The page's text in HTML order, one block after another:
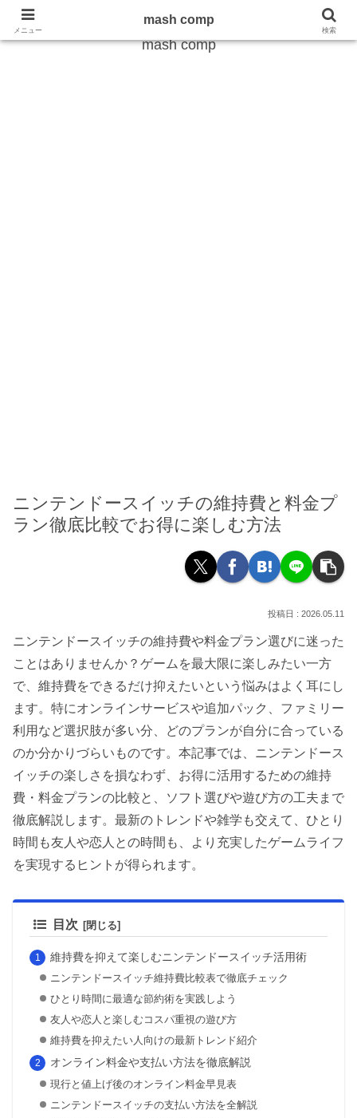
mash comp
ニンテンドースイッチの維持費と料金プ
ラン徹底比較でお得に楽しむ方法
2026.05.11
ニンテンドースイッチの維持費や料金プラン選びに迷った
ことはありませんか？ゲームを最大限に楽しみたい一方
で、維持費をできるだけ抑えたいという悩みはよく耳にし
ます。特にオンラインサービスや追加パック、ファミリー
利用など選択肢が多い分、どのプランが自分に合っている
のか分かりづらいものです。本記事では、ニンテンドース
イッチの楽しさを損なわず、お得に活用するための維持
費・料金プランの比較と、ソフト選びや遊び方の工夫まで
徹底解説します。最新のトレンドや雑学も交えて、ひとり
時間も友人や恋人との時間も、より充実したゲームライフ
を実現するヒントが得られます。
目次
維持費を抑えて楽しむニンテンドースイッチ活用術
ニンテンドースイッチ維持費比較表で徹底チェック
ひとり時間に最適な節約術を実践しよう
友人や恋人と楽しむコスパ重視の遊び方
維持費を抑えたい人向けの最新トレンド紹介
オンライン料金や支払い方法を徹底解説
現行と値上げ後のオンライン料金早見表
ニンテンドースイッチの支払い方法を全解説
メニュー
mash comp
検索